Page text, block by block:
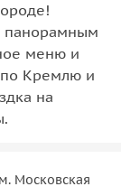
панорамным
меню и
по Кремлю и
на
Московская